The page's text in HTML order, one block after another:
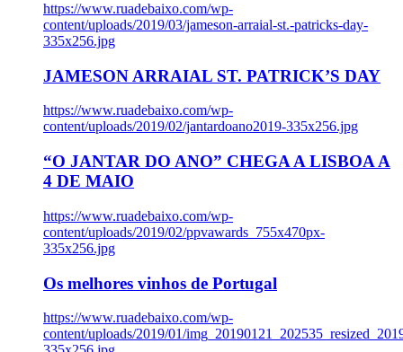
https://www.ruadebaixo.com/wp-
content/uploads/2019/03/jameson-arraial-st.-patricks-day-
335x256.jpg
JAMESON ARRAIAL ST. PATRICK’S DAY
https://www.ruadebaixo.com/wp-
content/uploads/2019/02/jantardoano2019-335x256.jpg
“O JANTAR DO ANO” CHEGA A LISBOA A
4 DE MAIO
https://www.ruadebaixo.com/wp-
content/uploads/2019/02/ppvawards_755x470px-
335x256.jpg
Os melhores vinhos de Portugal
https://www.ruadebaixo.com/wp-
content/uploads/2019/01/